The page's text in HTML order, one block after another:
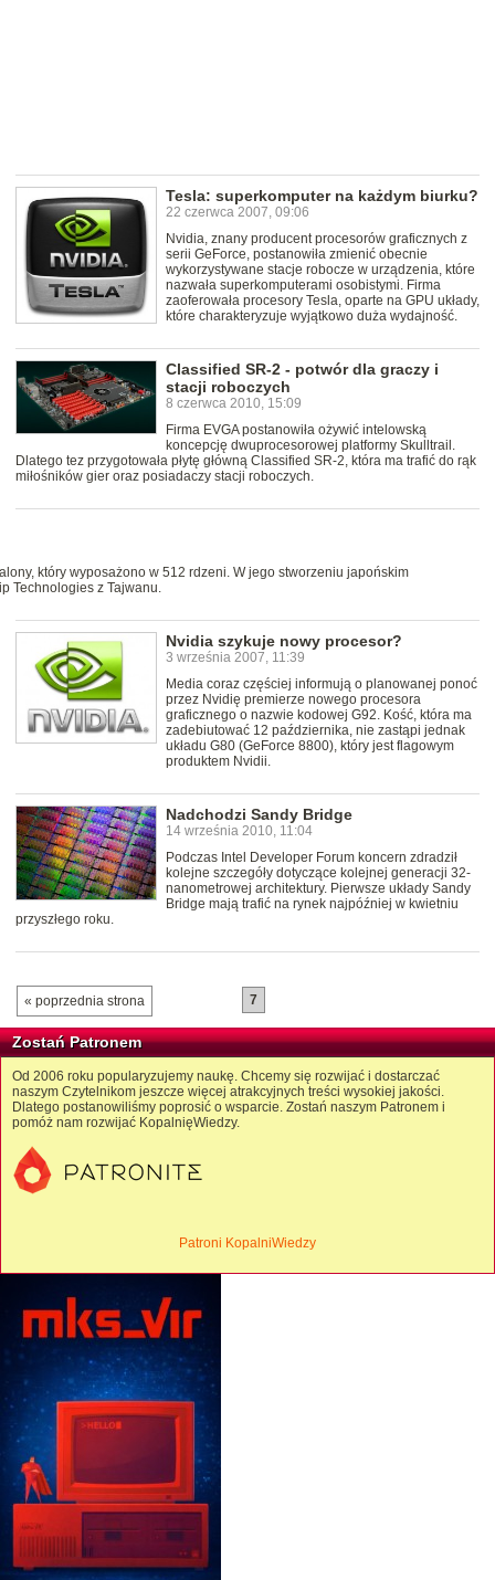
Tesla: superkomputer na każdym biurku?
22 czerwca 2007, 09:06
Nvidia, znany producent procesorów graficznych z
serii GeForce, postanowiła zmienić obecnie
wykorzystywane stacje robocze w urządzenia, które
nazwała superkomputerami osobistymi. Firma
zaoferowała procesory Tesla, oparte na GPU układy,
które charakteryzuje wyjątkowo duża wydajność.
Classified SR-2 - potwór dla graczy i
stacji roboczych
8 czerwca 2010, 15:09
Firma EVGA postanowiła ożywić intelowską
koncepcję dwuprocesorowej platformy Skulltrail.
Dlatego tez przygotowała płytę główną Classified SR-2, która ma trafić do rąk
miłośników gier oraz posiadaczy stacji roboczych.
który wyposażono w 512 rdzeni. W jego stworzeniu japońskim
Technologies z Tajwanu.
Nvidia szykuje nowy procesor?
3 września 2007, 11:39
Media coraz częściej informują o planowanej ponoć
przez Nvidię premierze nowego procesora
graficznego o nazwie kodowej G92. Kość, która ma
zadebiutować 12 października, nie zastąpi jednak
układu G80 (GeForce 8800), który jest flagowym
produktem Nvidii.
Nadchodzi Sandy Bridge
14 września 2010, 11:04
Podczas Intel Developer Forum koncern zdradził
kolejne szczegóły dotyczące kolejnej generacji 32-
nanometrowej architektury. Pierwsze układy Sandy
Bridge mają trafić na rynek najpóźniej w kwietniu
przyszłego roku.
« poprzednia strona 7
Zostań Patronem
Od 2006 roku popularyzujemy naukę. Chcemy się rozwijać i dostarczać
naszym Czytelnikom jeszcze więcej atrakcyjnych treści wysokiej jakości.
Dlatego postanowiliśmy poprosić o wsparcie. Zostań naszym Patronem i
pomóż nam rozwijać KopalnięWiedzy.
Patroni KopalniWiedzy